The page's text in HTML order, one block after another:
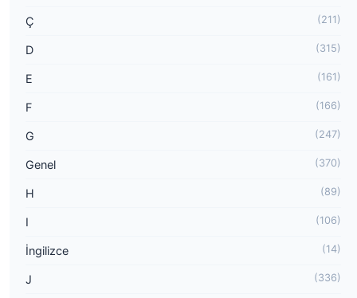
Ç (211)
D (315)
E (161)
F (166)
G (247)
Genel (370)
H (89)
I (106)
İngilizce (14)
J (336)